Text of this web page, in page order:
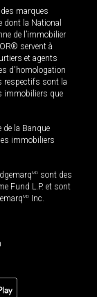
marques
dont la National
de l’immobilier
servent à
et agents
d'homologation
respectifs sont la
immobiliers que
de la Banque
immobiliers
MD sont des
Fund L.P. et sont
MD Inc.